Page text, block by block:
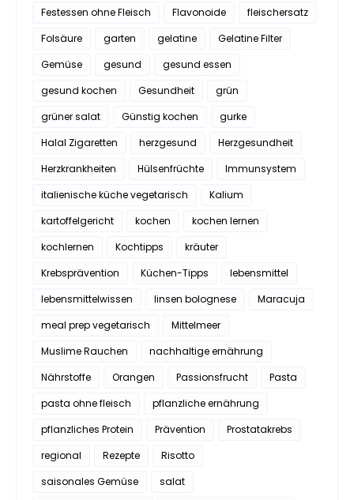
Festessen ohne Fleisch Flavonoide
fleischersatz
Folsäure
garten gelatine
Gelatine Filter
Gemüse
gesund
gesund essen
gesund kochen
Gesundheit
grün
grüner salat
Günstig kochen
gurke
Halal Zigaretten
herzgesund
Herzgesundheit
Herzkrankheiten
Hülsenfrüchte
Immunsystem
italienische küche vegetarisch
Kalium
kartoffelgericht
kochen
kochen lernen
kochlernen
Kochtipps
kräuter
Krebsprävention
Küchen-Tipps
lebensmittel
lebensmittelwissen
linsen bolognese
Maracuja
meal prep vegetarisch
Mittelmeer
Muslime Rauchen
nachhaltige ernährung
Nährstoffe
Orangen Passionsfrucht
Pasta
pasta ohne fleisch
pflanzliche ernährung
pflanzliches Protein
Prävention
Prostatakrebs
regional
Rezepte
Risotto
saisonales Gemüse
salat